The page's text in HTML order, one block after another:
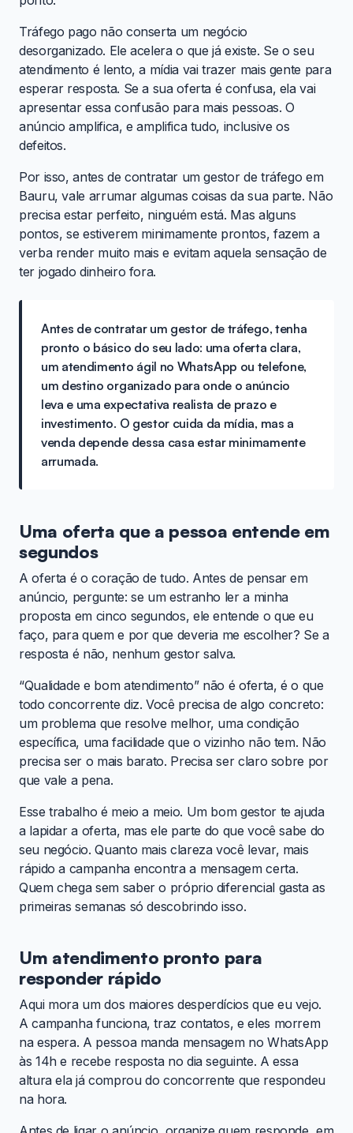
Tráfego pago não conserta um negócio
desorganizado. Ele acelera o que já existe. Se o seu
atendimento é lento, a mídia vai trazer mais gente para
esperar resposta. Se a sua oferta é confusa, ela vai
apresentar essa confusão para mais pessoas. O
anúncio amplifica, e amplifica tudo, inclusive os
defeitos.
Por isso, antes de contratar um gestor de tráfego em
Bauru, vale arrumar algumas coisas da sua parte. Não
precisa estar perfeito, ninguém está. Mas alguns
pontos, se estiverem minimamente prontos, fazem a
verba render muito mais e evitam aquela sensação de
ter jogado dinheiro fora.
Antes de contratar um gestor de tráfego, tenha
pronto o básico do seu lado: uma oferta clara,
um atendimento ágil no WhatsApp ou telefone,
um destino organizado para onde o anúncio
leva e uma expectativa realista de prazo e
investimento. O gestor cuida da mídia, mas a
venda depende dessa casa estar minimamente
arrumada.
Uma oferta que a pessoa entende em
segundos
A oferta é o coração de tudo. Antes de pensar em
anúncio, pergunte: se um estranho ler a minha
proposta em cinco segundos, ele entende o que eu
faço, para quem e por que deveria me escolher? Se a
resposta é não, nenhum gestor salva.
“Qualidade e bom atendimento” não é oferta, é o que
todo concorrente diz. Você precisa de algo concreto:
um problema que resolve melhor, uma condição
específica, uma facilidade que o vizinho não tem. Não
precisa ser o mais barato. Precisa ser claro sobre por
que vale a pena.
Esse trabalho é meio a meio. Um bom gestor te ajuda
a lapidar a oferta, mas ele parte do que você sabe do
seu negócio. Quanto mais clareza você levar, mais
rápido a campanha encontra a mensagem certa.
Quem chega sem saber o próprio diferencial gasta as
primeiras semanas só descobrindo isso.
Um atendimento pronto para
responder rápido
Aqui mora um dos maiores desperdícios que eu vejo.
A campanha funciona, traz contatos, e eles morrem
na espera. A pessoa manda mensagem no WhatsApp
às 14h e recebe resposta no dia seguinte. A essa
altura ela já comprou do concorrente que respondeu
na hora.